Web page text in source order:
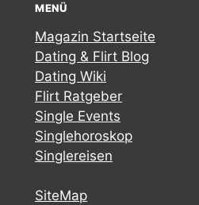
MENÜ
Magazin Startseite
Dating & Flirt Blog
Dating Wiki
Flirt Ratgeber
Single Events
Singlehoroskop
Singlereisen
SiteMap